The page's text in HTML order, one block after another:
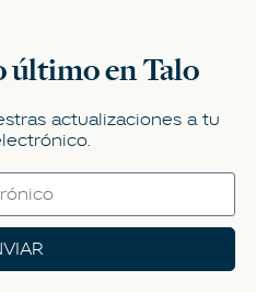
último en Talo
actualizaciones a tu